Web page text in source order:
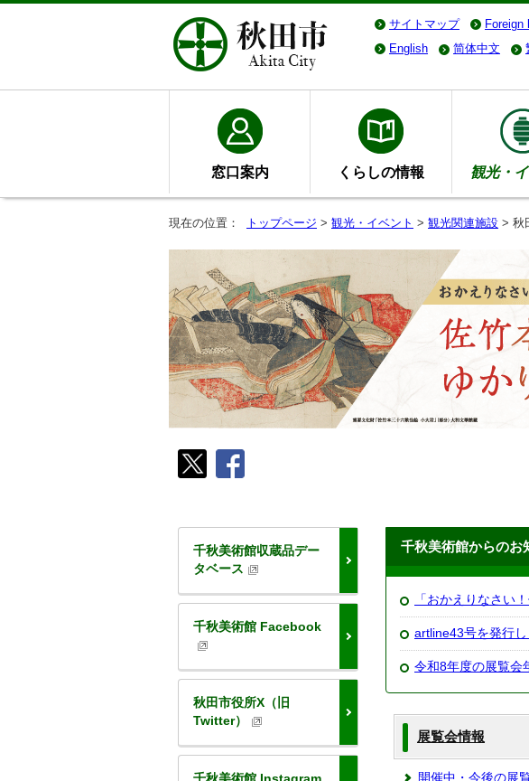
サイトマップ Foreign
English
简体中文
窓口案内 くらしの情報 観光・
現在の位置： トップページ > 観光・イベント > 観光関連施設 > 秋
千秋美術館からのお
「おかえりなさい
artline43号を発行し
令和8年度の展覧会
展覧会情報
開催中・今後の展
千秋美術館収蔵品デー
タベース
千秋美術館 Facebook
秋田市役所X（旧
Twitter）